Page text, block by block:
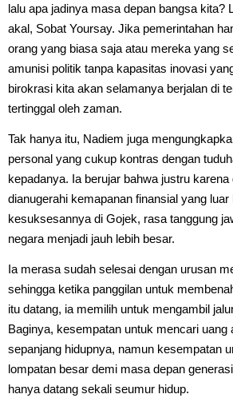
lalu apa jadinya masa depan bangsa kita?
akal, Sobat Yoursay. Jika pemerintahan
orang yang biasa saja atau mereka yang
amunisi politik tanpa kapasitas inovasi
birokrasi kita akan selamanya berjalan di
tertinggal oleh zaman.
Tak hanya itu, Nadiem juga
personal yang cukup kontras dengan
kepadanya. Ia berujar bahwa justru karena
dianugerahi kemapanan finansial yang luar
kesuksesannya di Gojek, rasa tanggung
negara menjadi jauh lebih besar.
Ia merasa sudah selesai dengan urusan
sehingga ketika panggilan untuk
itu datang, ia memilih untuk mengambil
Baginya, kesempatan untuk mencari uang
sepanjang hidupnya, namun kesempatan
lompatan besar demi masa depan
hanya datang sekali seumur hidup.